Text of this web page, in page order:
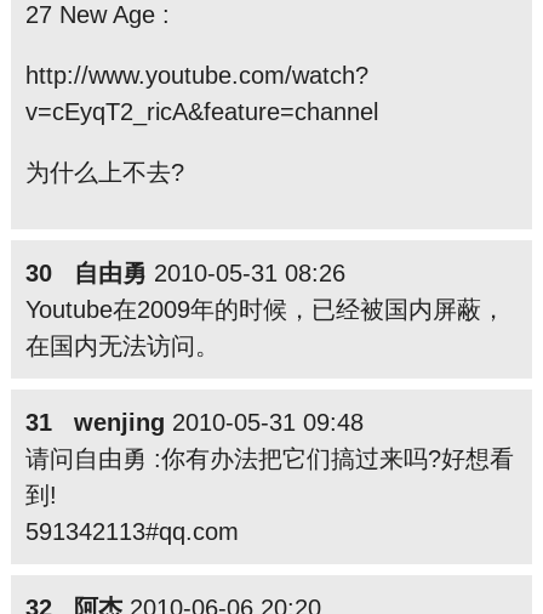
27 New Age :
http://www.youtube.com/watch?
v=cEyqT2_ricA&feature=channel
为什么上不去?
30 自由勇 2010-05-31 08:26
Youtube在2009年的时候，已经被国内屏蔽，
在国内无法访问。
31 wenjing 2010-05-31 09:48
请问自由勇 :你有办法把它们搞过来吗?好想看
到!
591342113#qq.com
32 阿杰2010-06-06 20:20